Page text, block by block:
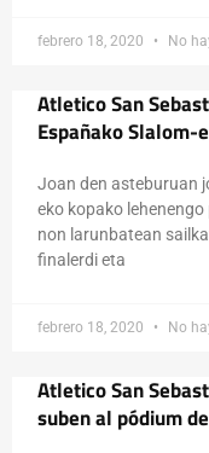
febrero 18, 2020 No
Atletico San
Españako Slalom-
Joan den asteburuan
eko kopako
non larunbatean
finalerdi eta
febrero 18, 2020 No
Atletico San
suben al pódium